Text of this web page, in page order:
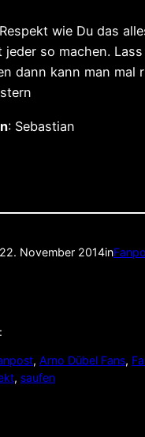
wie Du das
jeder so machen.
dann kann man mal
: Sebastian
22. November 2014in
, Arno Dübel Fans,
, saufen